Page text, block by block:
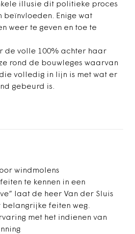
illusie dit politieke proces
beïnvloeden. Enige wat
weer te geven en toe te
de volle 100% achter haar
rond de bouwleges waarvan
volledig in lijn is met wat er
gebeurd is.
windmolens
te kennen in een
laat de heer Van der Sluis
feiten weg.
met het indienen van